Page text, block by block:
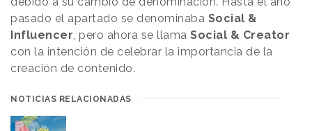
pasado el apartado se denominaba Social &
Influencer, pero ahora se llama Social & Creator
con la intención de celebrar la importancia de la
creación de contenido.
NOTICIAS RELACIONADAS